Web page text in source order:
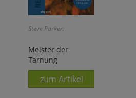
Steve Parker:
Meister der
Tarnung
zum Artikel